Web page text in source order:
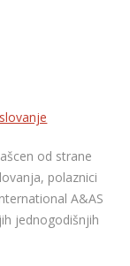
od strane
polaznici
A&AS
jednogodišnjih